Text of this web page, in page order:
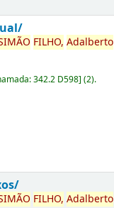
FILHO, Adalberto
342.2 D598](2).
FILHO, Adalberto